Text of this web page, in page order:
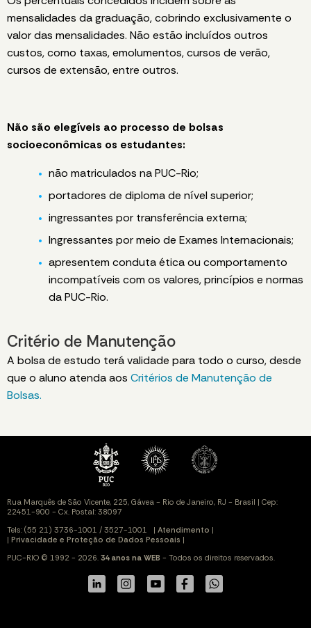
mensalidades da graduação, cobrindo exclusivamente o
valor das mensalidades. Não estão incluídos outros
custos, como taxas, emolumentos, cursos de verão,
cursos de extensão, entre outros.
Não são elegíveis ao processo de bolsas
socioeconômicas os estudantes:
não matriculados na PUC-Rio;
portadores de diploma de nível superior;
ingressantes por transferência externa;
Ingressantes por meio de Exames Internacionais;
apresentem conduta ética ou comportamento
incompatíveis com os valores, princípios e normas
da PUC-Rio.
Critério de Manutenção
A bolsa de estudo terá validade para todo o curso, desde
que o aluno atenda aos Critérios de Manutenção de
Bolsas.